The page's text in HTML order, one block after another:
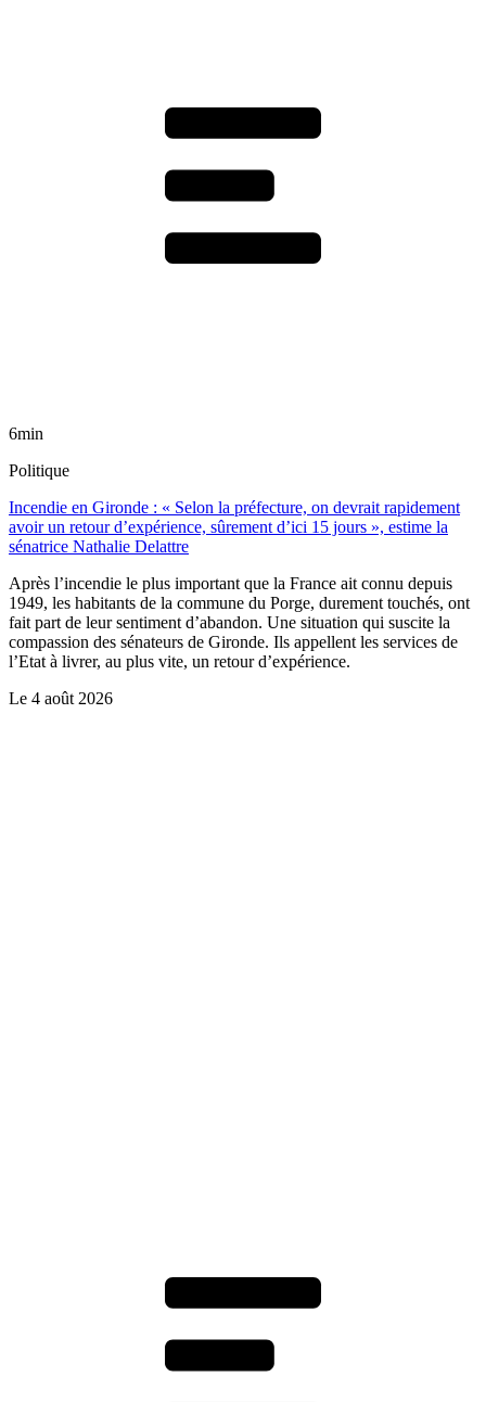
6min
Politique
Incendie en Gironde : « Selon la préfecture, on devrait rapidement
avoir un retour d’expérience, sûrement d’ici 15 jours », estime la
sénatrice Nathalie Delattre
Après l’incendie le plus important que la France ait connu depuis
1949, les habitants de la commune du Porge, durement touchés, ont
fait part de leur sentiment d’abandon. Une situation qui suscite la
compassion des sénateurs de Gironde. Ils appellent les services de
l’Etat à livrer, au plus vite, un retour d’expérience.
Le 4 août 2026